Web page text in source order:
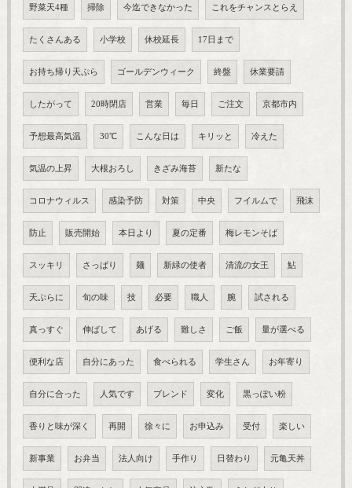
野菜天4種 掃除 今迄できなかった これをチャンスとらえ
たくさんある 小学校 休校延長 17日まで
お持ち帰り天ぷら ゴールデンウィーク 終盤 休業要請
したがって 20時閉店 営業 毎日 ご注文 京都市内
予想最高気温 30℃ こんな日は キリッと 冷えた
気温の上昇 大根おろし きざみ海苔 新たな
コロナウィルス 感染予防 対策 中央 フイルムで 飛沫
防止 販売開始 本日より 夏の定番 梅レモンそば
スッキリ さっぱり 麺 新緑の使者 清流の女王 鮎
天ぷらに 旬の味 技 必要 職人 腕 試される
真っすぐ 伸ばして あげる 難しさ ご飯 量が選べる
便利な店 自分にあった 食べられる 学生さん お年寄り
自分に合った 人気です ブレンド 変化 黒っぽい粉
香りと味が深く 再開 徐々に お申込み 受付 楽しい
新事業 お弁当 法人向け 手作り 日替わり 元亀天丼